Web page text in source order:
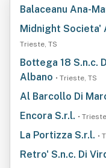
Balaceanu Ana-
Midnight Societa'
Trieste, TS
Bottega 18 S.n.c.
Albano • Trieste, TS
Al Barcollo Di
Encora S.r.l. •
La Portizza S.r.l. •
Retro' S.n.c. Di